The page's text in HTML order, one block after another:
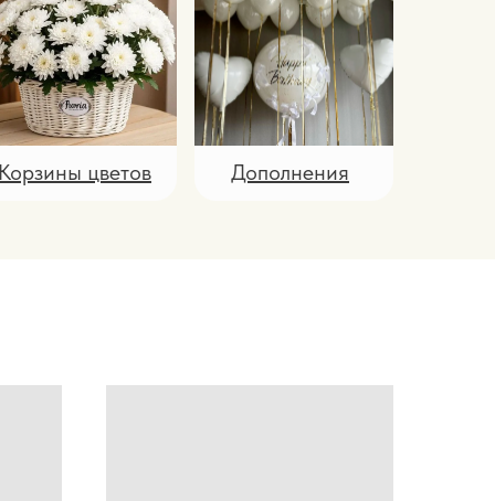
Корзины цветов Дополнения